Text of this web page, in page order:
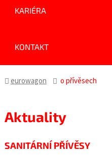
KARIÉRA
KONTAKT
eurowagon o přívěsech
Aktuality
SANITÁRNÍ PŘÍVĚSY